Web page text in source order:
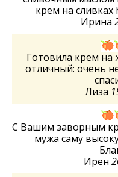
крем на
Ирина
Готовила крем на
отличный: очень
Лиза
С Вашим заворным
мужа саму
Ирен